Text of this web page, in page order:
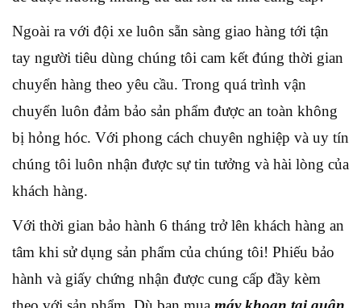
Ngoài ra với đội xe luôn sẵn sàng giao hàng tới tận
tay người tiêu dùng chúng tôi cam kết đúng thời gian
chuyển hàng theo yêu cầu. Trong quá trình vận
chuyển luôn đảm bảo sản phẩm được an toàn không
bị hỏng hóc. Với phong cách chuyên nghiệp và uy tín
chúng tôi luôn nhận được sự tin tưởng và hài lòng của
khách hàng.
Với thời gian bảo hành 6 tháng trở lên khách hàng an
tâm khi sử dụng sản phẩm của chúng tôi! Phiếu bảo
hành và giấy chứng nhận được cung cấp đầy kèm